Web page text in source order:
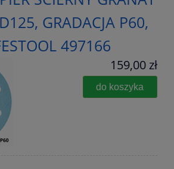
GRADACJA P60,
497166
159,00 zł
do koszyka